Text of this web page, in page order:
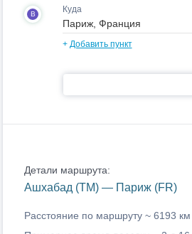
B Куда
+ Добавить пункт
Детали маршрута:
Ашхабад (TM) — Париж (FR)
Расстояние по маршруту ~ 6193 км